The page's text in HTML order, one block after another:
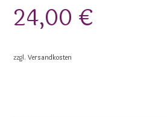
24,00 €
zzgl.Versandkosten